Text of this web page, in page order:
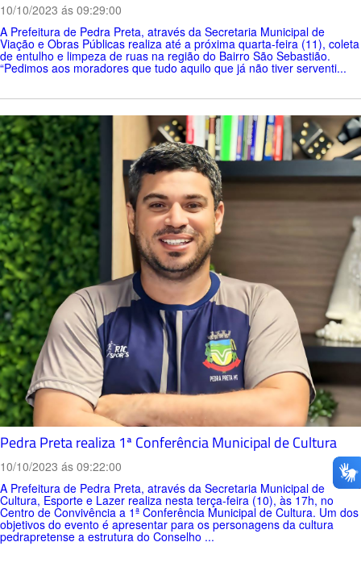
10/10/2023 ás 09:29:00
A Prefeitura de Pedra Preta, através da Secretaria Municipal de
Viação e Obras Públicas realiza até a próxima quarta-feira (11), coleta
de entulho e limpeza de ruas na região do Bairro São Sebastião.
“Pedimos aos moradores que tudo aquilo que já não tiver serventi...
Pedra Preta realiza 1ª Conferência Municipal de Cultura
10/10/2023 ás 09:22:00
A Prefeitura de Pedra Preta, através da Secretaria Municipal de
Cultura, Esporte e Lazer realiza nesta terça-feira (10), às 17h, no
Centro de Convivência a 1ª Conferência Municipal de Cultura. Um dos
objetivos do evento é apresentar para os personagens da cultura
pedrapretense a estrutura do Conselho ...